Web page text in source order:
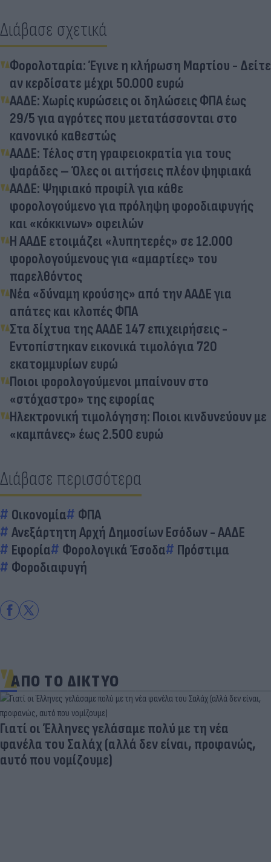
Διάβασε σχετικά
Φορολοταρία: Έγινε η κλήρωση Μαρτίου - Δείτε
αν κερδίσατε μέχρι 50.000 ευρώ
ΑΑΔΕ: Χωρίς κυρώσεις οι δηλώσεις ΦΠΑ έως
29/5 για αγρότες που μετατάσσονται στο
κανονικό καθεστώς
ΑΑΔΕ: Τέλος στη γραφειοκρατία για τους
ψαράδες – Όλες οι αιτήσεις πλέον ψηφιακά
ΑΑΔΕ: Ψηφιακό προφίλ για κάθε
φορολογούμενο για πρόληψη φοροδιαφυγής
και «κόκκινων» οφειλών
Η ΑΑΔΕ ετοιμάζει «λυπητερές» σε 12.000
φορολογούμενους για «αμαρτίες» του
παρελθόντος
Νέα «δύναμη κρούσης» από την ΑΑΔΕ για
απάτες και κλοπές ΦΠΑ
Στα δίχτυα της ΑΑΔΕ 147 επιχειρήσεις -
Εντοπίστηκαν εικονικά τιμολόγια 720
εκατομμυρίων ευρώ
Ποιοι φορολογούμενοι μπαίνουν στο
«στόχαστρο» της εφορίας
Ηλεκτρονική τιμολόγηση: Ποιοι κινδυνεύουν με
«καμπάνες» έως 2.500 ευρώ
Διάβασε περισσότερα
Οικονομία
ΦΠΑ
Ανεξάρτητη Αρχή Δημοσίων Εσόδων - ΑΑΔΕ
Εφορία
Φορολογικά Έσοδα
Πρόστιμα
Φοροδιαφυγή
ΑΠΟ ΤΟ ΔΙΚΤΥΟ
Γιατί οι Έλληνες γελάσαμε πολύ με τη νέα
φανέλα του Σαλάχ (αλλά δεν είναι, προφανώς,
αυτό που νομίζουμε)